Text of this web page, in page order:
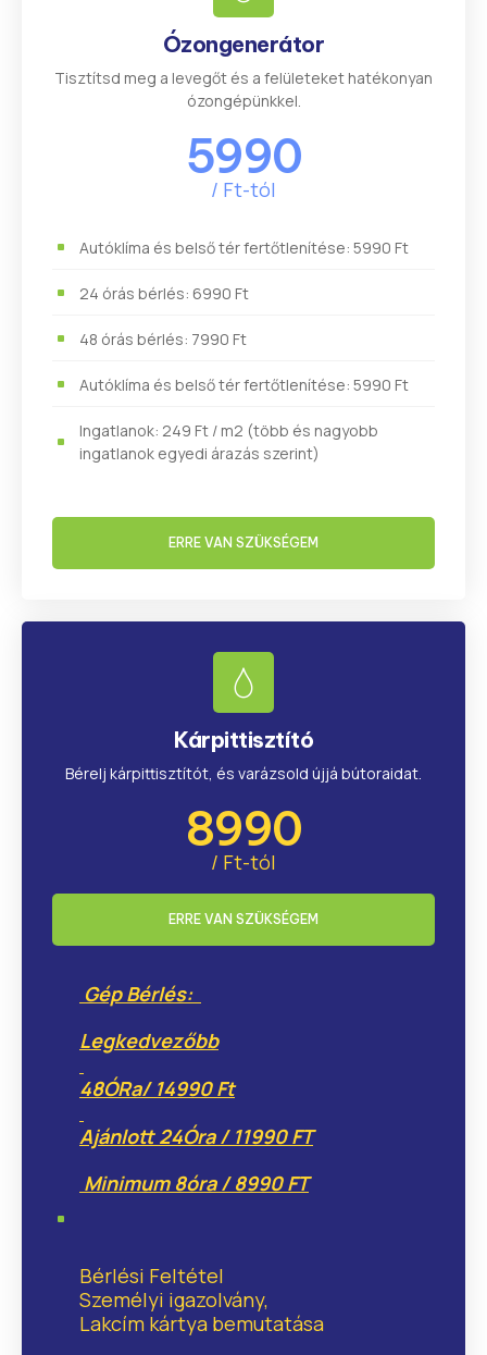
Ózongenerátor
Tisztítsd meg a levegőt és a felületeket hatékonyan
ózongépünkkel.
5990
/ Ft-tól
Autóklíma és belső tér fertőtlenítése: 5990 Ft
24 órás bérlés: 6990 Ft
48 órás bérlés: 7990 Ft
Autóklíma és belső tér fertőtlenítése: 5990 Ft
Ingatlanok: 249 Ft / m2 (több és nagyobb
ingatlanok egyedi árazás szerint)
ERRE VAN SZÜKSÉGEM
Kárpittisztító
Bérelj kárpittisztítót, és varázsold újjá bútoraidat.
8990
/ Ft-tól
ERRE VAN SZÜKSÉGEM
Gép Bérlés:
Legkedvezőbb
48ÓRa/ 14990 Ft
Ajánlott 24Óra/ 11990 FT
Minimum 8óra / 8990FT
Bérlési Feltétel
Személyi igazolvány,
Lakcím kártya bemutatása